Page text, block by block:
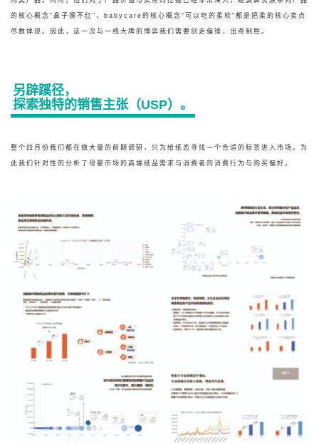
的核心概念“鼻子擦不红”、babycare的核心概念“可以吃的柔软”都是把柔的核心卖点
尽数体现。因此，这一次与一线大牌的博弈我们需要剑走偏锋，出奇制胜。
另辟蹊径，
探索独特的销售主张（USP）。
整个四月份我们都在做大量的前期调研，只为给纸恋寻找一个合适的标签进入市场。为
此我们针对性的分析了母婴市场的高端纸品需求与消费者的消费行为与购买偏好。